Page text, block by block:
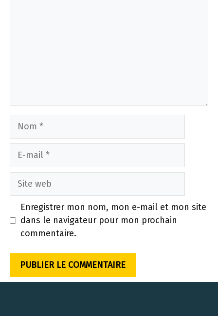
Nom
Site
Enregistrer mon nom, mon e-mail et mon site
dans le navigateur pour mon prochain
commentaire.